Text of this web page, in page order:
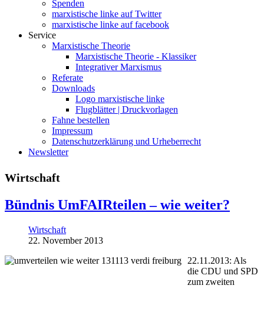
Spenden
marxistische linke auf Twitter
marxistische linke auf facebook
Service
Marxistische Theorie
Marxistische Theorie - Klassiker
Integrativer Marxismus
Referate
Downloads
Logo marxistische linke
Flugblätter | Druckvorlagen
Fahne bestellen
Impressum
Datenschutzerklärung und Urheberrecht
Newsletter
Wirtschaft
Bündnis UmFAIRteilen – wie weiter?
Wirtschaft
22. November 2013
22.11.2013: Als
die CDU und SPD
zum zweiten